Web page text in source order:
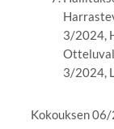
3/2024,
3/2024,
Kokouksen